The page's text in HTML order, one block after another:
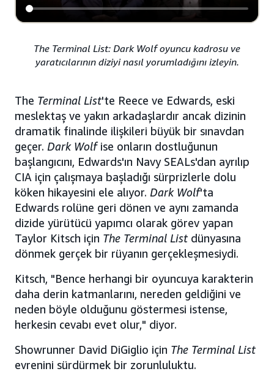
The Terminal List: Dark Wolf oyuncu kadrosu ve
yaratıcılarının diziyi nasıl yorumladığını izleyin.
The Terminal List'te Reece ve Edwards, eski
meslektaş ve yakın arkadaşlardır ancak dizinin
dramatik finalinde ilişkileri büyük bir sınavdan
geçer. Dark Wolfise onların dostluğunun
başlangıcını, Edwards'ın Navy SEALs'dan ayrılıp
CIA için çalışmaya başladığı sürprizlerle dolu
köken hikayesini ele alıyor. Dark Wolf'ta
Edwards rolüne geri dönen ve aynı zamanda
dizide yürütücü yapımcı olarak görev yapan
Taylor Kitsch için The Terminal List dünyasına
dönmek gerçek bir rüyanın gerçekleşmesiydi.
Kitsch, "Bence herhangi bir oyuncuya karakterin
daha derin katmanlarını, nereden geldiğini ve
neden böyle olduğunu göstermesi istense,
herkesin cevabı evet olur," diyor.
Showrunner David DiGiglio için The Terminal List
evrenini sürdürmek bir zorunluluktu.